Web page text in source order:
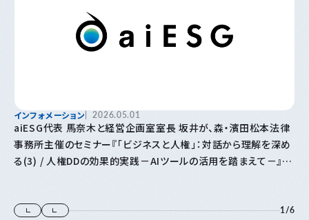
インフォメーション 2026.05.01
aiESG代表 馬奈木と経営企画室室長 坂井が、森・濱田松本法律
事務所主催のセミナー『「⁠ビジネスと人権⁠」⁠：対話から理解を深め
る(3) / 人権DDの効果的実践－AIツールの活用を踏まえて－』に
1/6